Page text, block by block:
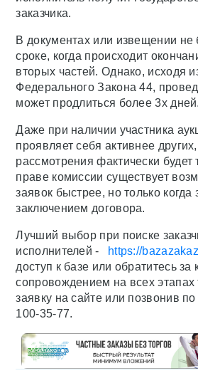
заказчика.
В документах или извещении не
сроке, когда происходит
вторых частей. Однако, исходя
Федерального Закона 44,
может продлиться более 3х дней.
Даже при наличии участника
проявляет себя активнее
рассмотрения фактически будет
праве комиссии существует
заявок быстрее, но только когда
заключением договора.
Лучший выбор при поиске
исполнителей -
https://
доступ к базе или обратитесь
сопровождением на всех этапах
заявку на сайте или позвонив
100-35-77.